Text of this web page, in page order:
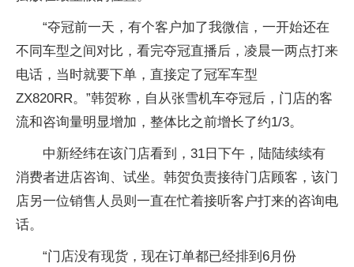
“夺冠前一天，有个客户加了我微信，一开始还在
不同车型之间对比，看完夺冠直播后，凌晨一两点打来
电话，当时就要下单，直接定了冠军车型
ZX820RR。”韩贺称，自从张雪机车夺冠后，门店的客
流和咨询量明显增加，整体比之前增长了约1/3。
中新经纬在该门店看到，31日下午，陆陆续续有
消费者进店咨询、试坐。韩贺负责接待门店顾客，该门
店另一位销售人员则一直在忙着接听客户打来的咨询电
话。
“门店没有现货，现在订单都已经排到6月份